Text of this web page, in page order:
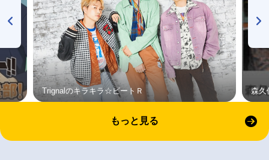
Trignalのキラキラ☆ビートＲ 森久
もっと見る